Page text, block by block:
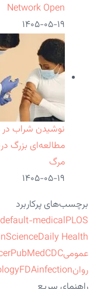
Network Open
۱۴۰۵-۰۵-۱۹
نوشیدن شراب در
مطالعه‌ای بزرگ
مرگ
۱۴۰۵-۰۵-۱۹
برچسب‌های پرکاربرد
default-medicalPLOS
ScienceDaily Health
عمومی
PubMedCDC
روان
FDAinfection